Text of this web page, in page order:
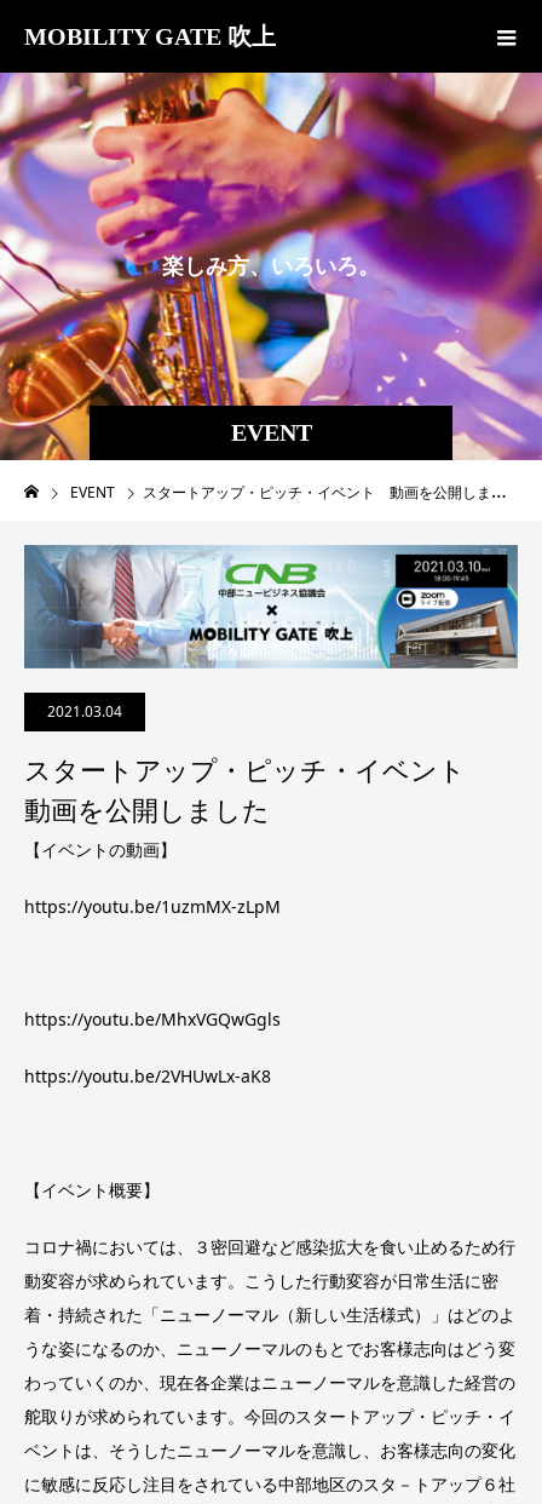
MOBILITY GATE 吹上
EVENT
楽しみ方、 いろいろ。
EVENT スタートアップ・ピッチ・イベント 動画を公開しました
2021.03.04
スタートアップ・ピッチ・イベント
動画を公開しました
【イベントの動画】
https://youtu.be/1uzmMX-zLpM
https://youtu.be/MhxVGQwGgls
https://youtu.be/2VHUwLx-aK8
【イベント概要】
コロナ禍においては、３密回避など感染拡⼤を⾷い⽌めるため⾏
動変容が求められています。こうした⾏動変容が⽇常⽣活に密
着・持続された「ニューノーマル（新しい⽣活様式）」はどのよ
うな姿になるのか、ニューノーマルのもとでお客様志向はどう変
わっていくのか、現在各企業はニューノーマルを意識した経営の
舵取りが求められています。今回のスタートアップ・ピッチ・イ
ベントは、そうしたニューノーマルを意識し、お客様志向の変化
に敏感に反応し注⽬をされている中部地区のスタ－トアップ６社